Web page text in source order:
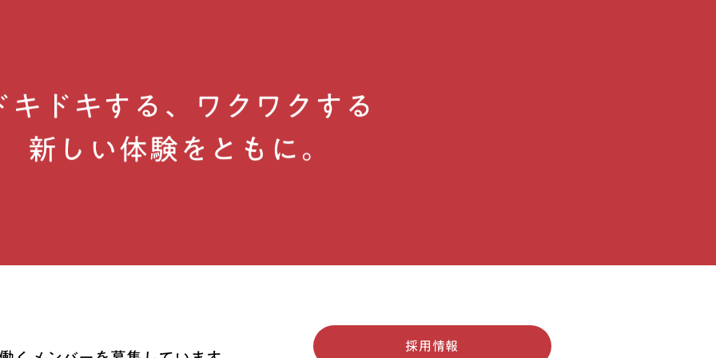
キドキする、ワクワクする
新しい体験をともに。
採用情報